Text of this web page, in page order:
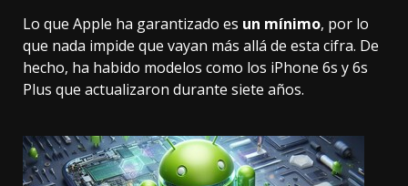
Lo que Apple ha garantizado es un mínimo, por lo
que nada impide que vayan más allá de esta cifra. De
hecho, ha habido modelos como los iPhone 6s y 6s
Plus que actualizaron durante siete años.